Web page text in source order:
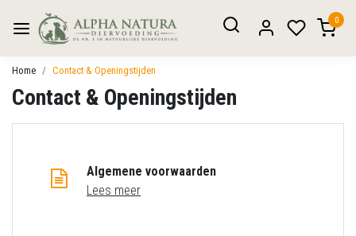
0
Home Contact & Openingstijden
Contact & Openingstijden
Algemene voorwaarden
Lees meer